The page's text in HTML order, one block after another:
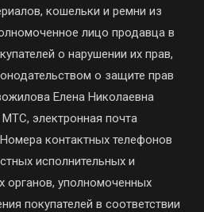
кошельки и ремни из
лицо продавца в
о нарушении их прав,
о защите прав
Елена Николаевна
электронная почта
контактных телефонов
исполнительных и
органов, уполномоченных
покупателей в соответствии